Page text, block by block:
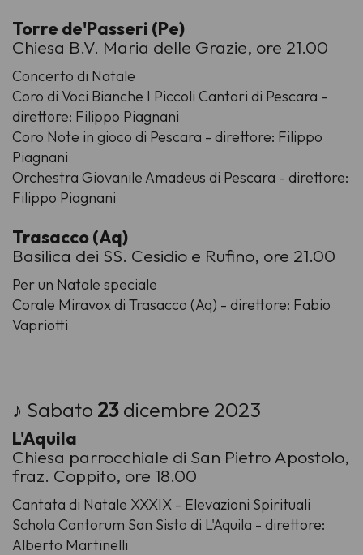
Torre de'Passeri (Pe)
Chiesa B.V. Maria delle Grazie, ore 21.00
Concerto di Natale
Coro di Voci Bianche I Piccoli Cantori di Pescara -
direttore: Filippo Piagnani
Coro Note in gioco di Pescara - direttore: Filippo
Piagnani
Orchestra Giovanile Amadeus di Pescara - direttore:
Filippo Piagnani
Trasacco (Aq)
Basilica dei SS. Cesidio e Rufino, ore 21.00
Per un Natale speciale
Corale Miravox di Trasacco (Aq) - direttore: Fabio
Vapriotti
♪ Sabato 23dicembre 2023
L'Aquila
Chiesa parrocchiale di San Pietro Apostolo,
fraz. Coppito, ore 18.00
Cantata di Natale XXXIX - Elevazioni Spirituali
Schola Cantorum San Sisto di L'Aquila - direttore:
Alberto Martinelli